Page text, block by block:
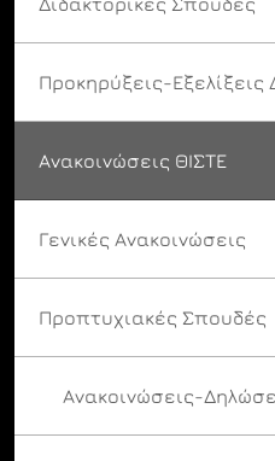
Προκηρύξεις-Εξελίξεις
Ανακοινώσεις ΘΙΣΤΕ
Γενικές Ανακοινώσεις
Προπτυχιακές Σπουδές
Ανακοινώσεις-